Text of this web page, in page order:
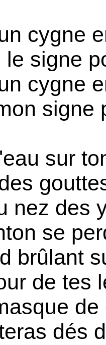
cygne
le signe
cygne
signe
sur
nez des
se
brûlant
de tes
dés